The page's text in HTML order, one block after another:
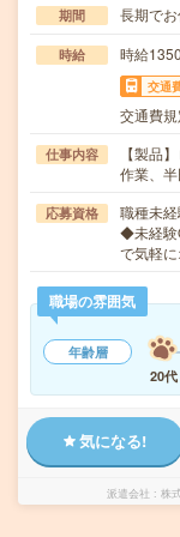
期間 長期で
時給 時給
交通
交通費
仕事内容
【製品
作業、
応募資格
職種未
◆未経験
で気軽
職場の雰囲気
年齢層
20代
気になる!
派遣会社 株